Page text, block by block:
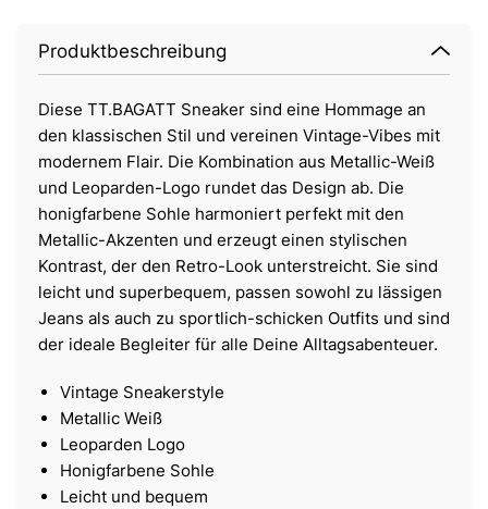
Produktbeschreibung
Diese TT.BAGATT Sneaker sind eine Hommage an
den klassischen Stil und vereinen Vintage-Vibes mit
modernem Flair. Die Kombination aus Metallic-Weiß
und Leoparden-Logo rundet das Design ab. Die
honigfarbene Sohle harmoniert perfekt mit den
Metallic-Akzenten und erzeugt einen stylischen
Kontrast, der den Retro-Look unterstreicht. Sie sind
leicht und superbequem, passen sowohl zu lässigen
Jeans als auch zu sportlich-schicken Outfits und sind
der ideale Begleiter für alle Deine Alltagsabenteuer.
Vintage Sneakerstyle
Metallic Weiß
Leoparden Logo
Honigfarbene Sohle
Leicht und bequem